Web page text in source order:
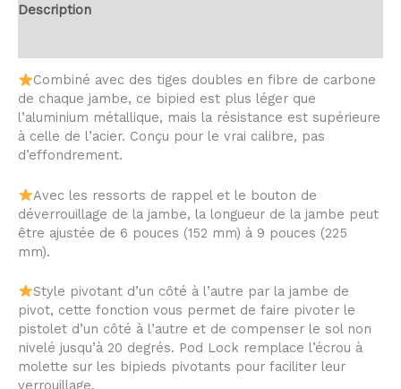
Description
Combiné avec des tiges doubles en fibre de carbone
de chaque jambe, ce bipied est plus léger que
l’aluminium métallique, mais la résistance est supérieure
à celle de l’acier. Conçu pour le vrai calibre, pas
d’effondrement.
Avec les ressorts de rappel et le bouton de
déverrouillage de la jambe, la longueur de la jambe peut
être ajustée de 6 pouces (152 mm) à 9 pouces (225
mm).
Style pivotant d’un côté à l’autre par la jambe de
pivot, cette fonction vous permet de faire pivoter le
pistolet d’un côté à l’autre et de compenser le sol non
nivelé jusqu’à 20 degrés. Pod Lock remplace l’écrou à
molette sur les bipieds pivotants pour faciliter leur
verrouillage.